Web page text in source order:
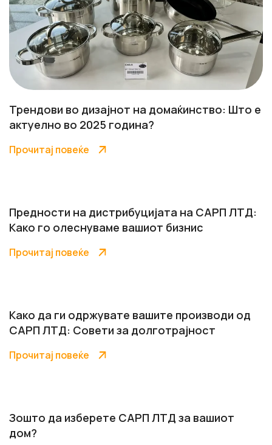
Трендови во дизајнот на домаќинство: Што е
актуелно во 2025 година?
Прочитај повеќе
Предности на дистрибуцијата на САРП ЛТД:
Како го олеснуваме вашиот бизнис
Прочитај повеќе
Како да ги одржувате вашите производи од
САРП ЛТД: Совети за долготрајност
Прочитај повеќе
Зошто да изберете САРП ЛТД за вашиот
дом?